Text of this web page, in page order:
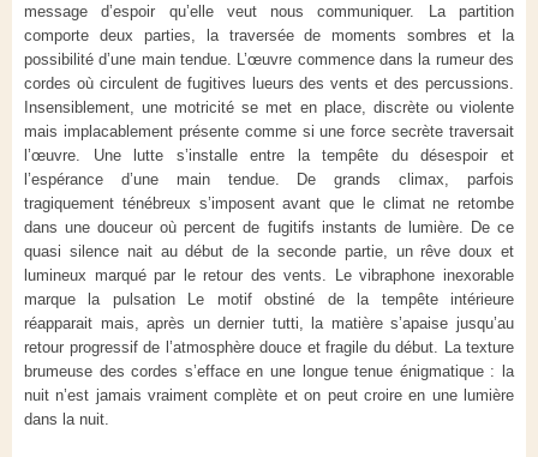
message d’espoir qu’elle veut nous communiquer. La partition
comporte deux parties, la traversée de moments sombres et la
possibilité d’une main tendue. L’œuvre commence dans la rumeur des
cordes où circulent de fugitives lueurs des vents et des percussions.
Insensiblement, une motricité se met en place, discrète ou violente
mais implacablement présente comme si une force secrète traversait
l’œuvre. Une lutte s’installe entre la tempête du désespoir et
l’espérance d’une main tendue. De grands climax, parfois
tragiquement ténébreux s’imposent avant que le climat ne retombe
dans une douceur où percent de fugitifs instants de lumière. De ce
quasi silence nait au début de la seconde partie, un rêve doux et
lumineux marqué par le retour des vents. Le vibraphone inexorable
marque la pulsation Le motif obstiné de la tempête intérieure
réapparait mais, après un dernier tutti, la matière s’apaise jusqu’au
retour progressif de l’atmosphère douce et fragile du début. La texture
brumeuse des cordes s’efface en une longue tenue énigmatique : la
nuit n’est jamais vraiment complète et on peut croire en une lumière
dans la nuit.